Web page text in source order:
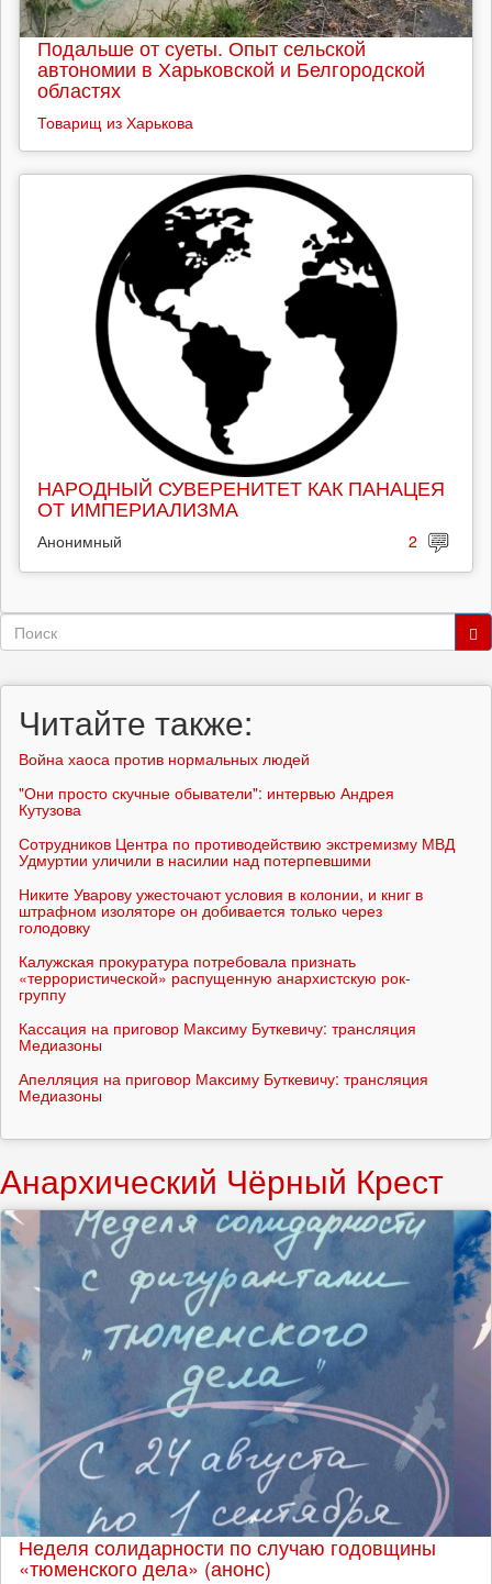
Подальше от суеты. Опыт сельской
автономии в Харьковской и Белгородской
областях
Товарищ из Харькова
НАРОДНЫЙ СУВЕРЕНИТЕТ КАК ПАНАЦЕЯ
ОТ ИМПЕРИАЛИЗМА
Анонимный 2
Форма
Читайте также:
Война хаоса против нормальных людей
"Они просто скучные обыватели": интервью Андрея
Кутузова
Сотрудников Центра по противодействию экстремизму МВД
Удмуртии уличили в насилии над потерпевшими
Никите Уварову ужесточают условия в колонии, и книг в
штрафном изоляторе он добивается только через
голодовку
Калужская прокуратура потребовала признать
«террористической» распущенную анархистскую рок-
группу
Кассация на приговор Максиму Буткевичу: трансляция
Медиазоны
Апелляция на приговор Максиму Буткевичу: трансляция
Медиазоны
Анархический Чёрный Крест
Неделя солидарности по случаю годовщины
«тюменского дела» (анонс)